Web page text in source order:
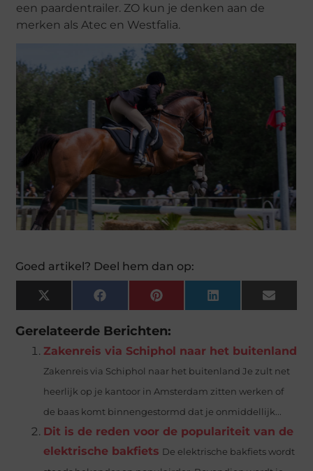
een paardentrailer. ZO kun je denken aan de
merken als Atec en Westfalia.
Goed artikel? Deel hem dan op:
X
(Twitter)
Facebook Pinterest LinkedIn Email
Gerelateerde Berichten:
Zakenreis via Schiphol naar het buitenland
Zakenreis via Schiphol naar het buitenland Je zult net
heerlijk op je kantoor in Amsterdam zitten werken of
de baas komt binnengestormd dat je onmiddellijk...
Dit is de reden voor de populariteit van de
elektrische bakfiets De elektrische bakfiets wordt